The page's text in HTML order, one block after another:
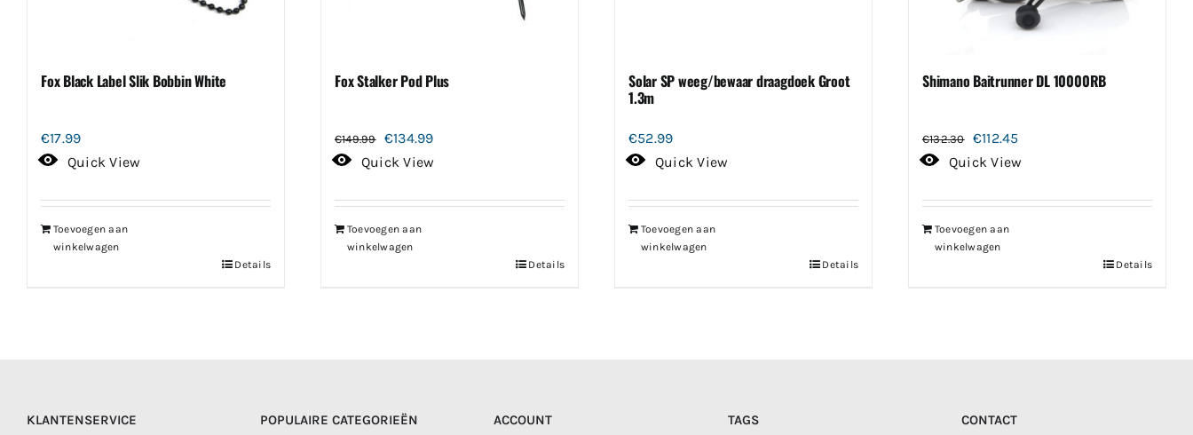
Fox Black Label Slik Bobbin White
€17.99
Quick View
Toevoegen aan
winkelwagen
Details
Fox Stalker Pod Plus
€149.99
Oorspronkelijke
prijs
€149.99.
€134.99Huidige
prijs
€134.99.
Quick View
Toevoegen aan
winkelwagen
Details
Solar SP weeg/bewaar draagdoek Groot
1.3m
€52.99
Quick View
Toevoegen aan
winkelwagen
Details
Shimano Baitrunner DL 10000RB
€132.30
Oorspronkelijke
prijs
€132.30.
€112.45
prijs
€112.45.
Quick View
Toevoegen aan
winkelwagen
Details
KLANTENSERVICE POPULAIRE CATEGORIEËN ACCOUNT TAGS CONTACT